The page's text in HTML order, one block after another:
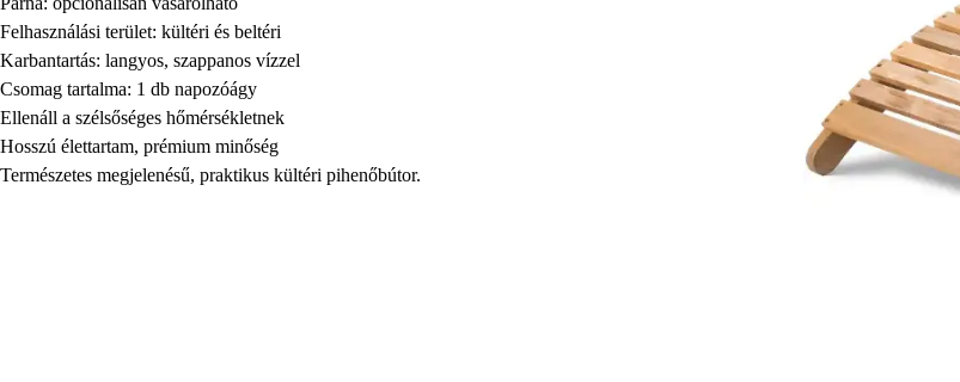
Felhasználási terület: kültéri és beltéri
Karbantartás: langyos, szappanos vízzel
Csomag tartalma: 1 db napozóágy
Ellenáll a szélsőséges hőmérsékletnek
Hosszú élettartam, prémium minőség
Természetes megjelenésű, praktikus kültéri pihenőbútor.